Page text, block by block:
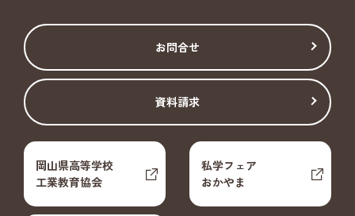
お問合せ
資料請求
岡山県高等学校
工業教育協会
私学フェア
おかやま